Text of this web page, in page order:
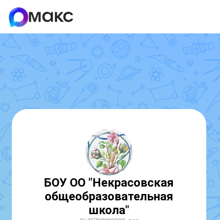
БОУ ОО "Некрасовская
общеобразовательная
школа"